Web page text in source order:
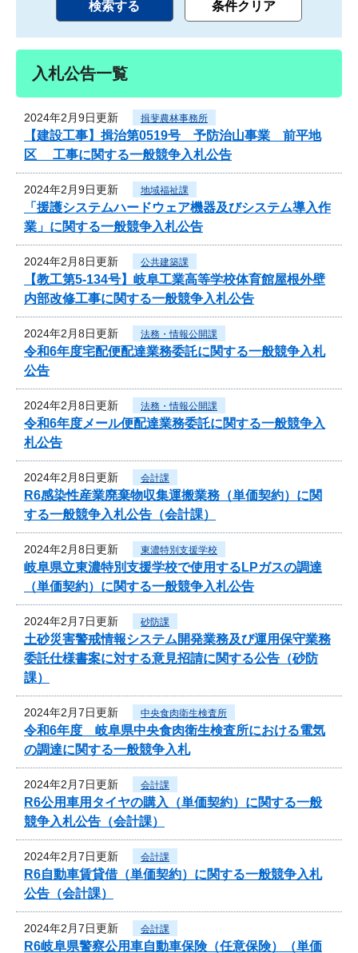
入札公告一覧
2024年2月9日更新 揖斐農林事務所
【建設工事】揖治第0519号 予防治山事業 前平地
区 工事に関する一般競争入札公告
2024年2月9日更新 地域福祉課
「援護システムハードウェア機器及びシステム導入作
業」に関する一般競争入札公告
2024年2月8日更新 公共建築課
【教工第5-134号】岐阜工業高等学校体育館屋根外壁
内部改修工事に関する一般競争入札公告
2024年2月8日更新 法務・情報公開課
令和6年度宅配便配達業務委託に関する一般競争入札
公告
2024年2月8日更新 法務・情報公開課
令和6年度メール便配達業務委託に関する一般競争入
札公告
2024年2月8日更新 会計課
R6感染性産業廃棄物収集運搬業務（単価契約）に関
する一般競争入札公告（会計課）
2024年2月8日更新 東濃特別支援学校
岐阜県立東濃特別支援学校で使用するLPガスの調達
（単価契約）に関する一般競争入札公告
2024年2月7日更新 砂防課
土砂災害警戒情報システム開発業務及び運用保守業務
委託仕様書案に対する意見招請に関する公告（砂防
課）
2024年2月7日更新 中央食肉衛生検査所
令和6年度 岐阜県中央食肉衛生検査所における電気
の調達に関する一般競争入札
2024年2月7日更新 会計課
R6公用車用タイヤの購入（単価契約）に関する一般
競争入札公告（会計課）
2024年2月7日更新 会計課
R6自動車賃貸借（単価契約）に関する一般競争入札
公告（会計課）
2024年2月7日更新 会計課
R6岐阜県警察公用車自動車保険（任意保険）（単価